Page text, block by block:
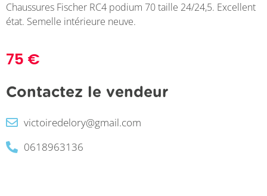
Chaussures Fischer RC4 podium 70 taille 24/24,5. Excellent
état. Semelle intérieure neuve.
75 €
Contactez le vendeur
victoiredelory@gmail.com
0618963136